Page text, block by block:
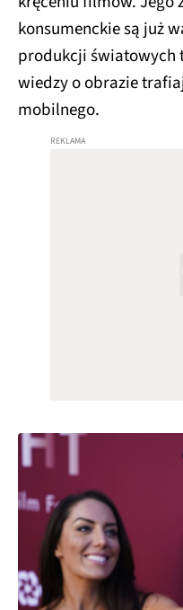
konsumenckie są już
produkcji światowych
wiedzy o obrazie
mobilnego.